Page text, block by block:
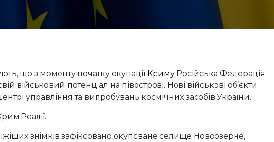
що з моменту початку окупації Криму Російська Федерація
військовий потенціал на півострові. Нові військові об’єкти
управління та випробувань космічних засобів України.
знімків зафіксовано окуповане селище Новоозерне,